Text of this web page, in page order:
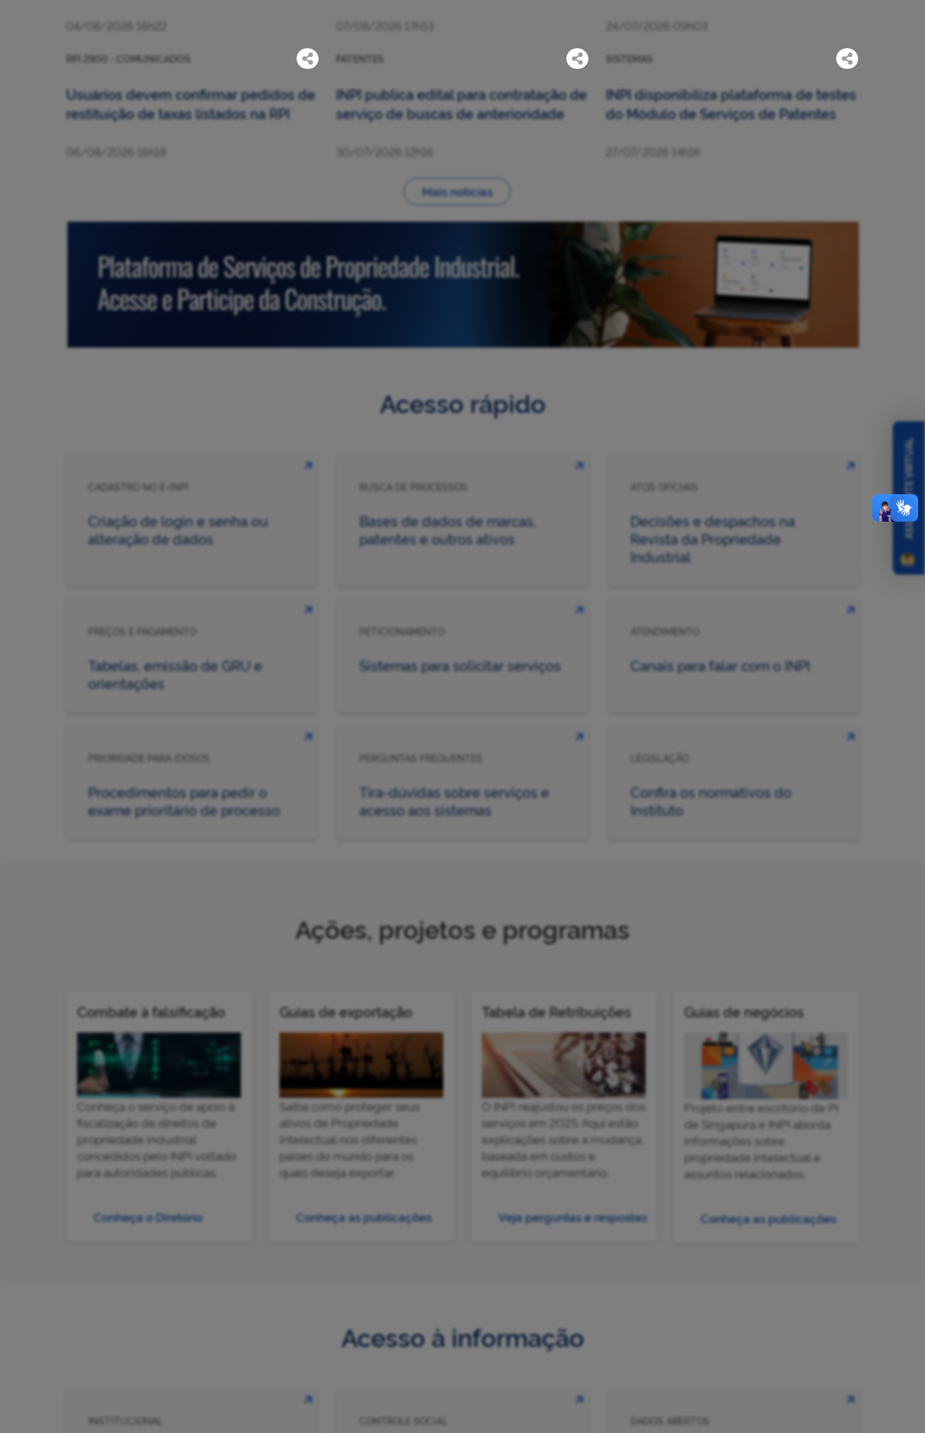
04/08/2026 16h22 07/08/2026 17h53 24/07/2026 09h03
RPI 2900 - COMUNICADOS
Usuários devem confirmar pedidos de
restituição de taxas listados na RPI
06/08/2026 16h18
PATENTES
INPI publica edital para contratação de
serviço de buscas de anterioridade
30/07/2026 12h16
SISTEMAS
INPI disponibiliza plataforma de testes
do Módulo de Serviços de Patentes
27/07/2026 14h16
Mais notícias
Acesso rápido
CADASTRO NO E-INPI
Criação de login e senha ou
alteração de dados
BUSCA DE PROCESSOS
Bases de dados de marcas,
patentes e outros ativos
ATOS OFICIAIS
Decisões e despachos na
Revista da Propriedade
Industrial
PREÇOS E PAGAMENTO
Tabelas, emissão de GRU e
orientações
PETICIONAMENTO
Sistemas para solicitar serviços
ATENDIMENTO
Canais para falar com o INPI
PRIORIDADE PARA IDOSOS
Procedimentos para pedir o
exame prioritário de processo
PERGUNTAS FREQUENTES
Tira-dúvidas sobre serviços e
acesso aos sistemas
LEGISLAÇÃO
Confira os normativos do
Instituto
Ações, projetos e programas
Combate à falsificação
Conheça o serviço de apoio à
fiscalização de direitos de
propriedade industrial
concedidos pelo INPI voltado
para autoridades públicas.
Conheça o Diretório
Guias de exportação
Saiba como proteger seus
ativos de Propriedade
Intelectual nos diferentes
países do mundo para os
quais deseja exportar.
Conheça as publicações
Tabela de Retribuições
O INPI reajustou os preços dos
serviços em 2025. Aqui estão
explicações sobre a mudança,
baseada em custos e
equilíbrio orçamentário.
Veja perguntas e respostas
Guias de negócios
Projeto entre escritório de PI
de Singapura e INPI aborda
informações sobre
propriedade intelectual e
assuntos relacionados.
Conheça as publicações
Acesso à informação
INSTITUCIONAL CONTROLE SOCIAL DADOS ABERTOS
ASSISTENTE VIRTUAL